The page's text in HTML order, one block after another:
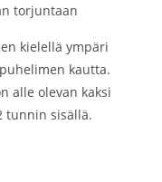
torjuntaan
kielellä ympäri
kautta.
alle olevan kaksi
tunnin sisällä.